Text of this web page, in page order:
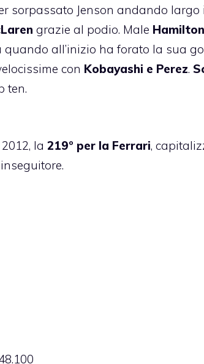
sorpassato Jenson andando largo
grazie al podio. Male Hamilton
all’inizio ha forato la sua
con Kobayashi e Perez.
ten.
la 219° per la Ferrari,